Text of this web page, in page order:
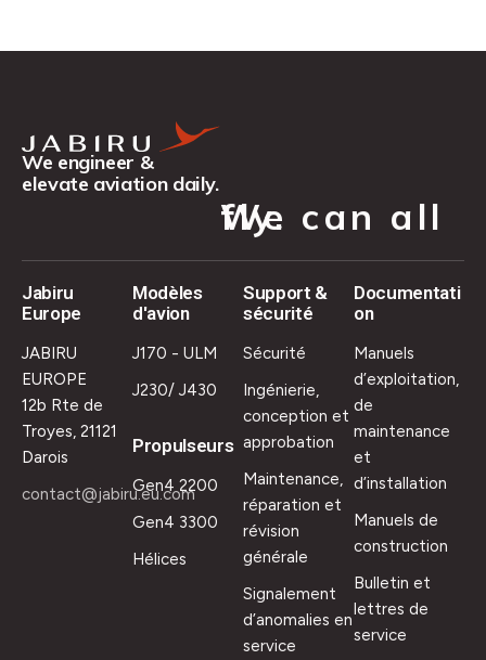
We engineer &
elevate aviation daily.
We can all fly.
Jabiru
Europe
JABIRU
EUROPE
12b Rte de
Troyes, 21121
Darois
contact@jabiru.eu.com
Modèles
d'avion
J170 - ULM
J230/ J430
Propulseurs
Gen4 2200
Gen4 3300
Hélices
Support &
sécurité
Sécurité
Ingénierie,
conception et
approbation
Maintenance,
réparation et
révision
générale
Signalement
d’anomalies en
service
Documentati
on
Manuels
d’exploitation,
de
maintenance
et
d’installation
Manuels de
construction
Bulletin et
lettres de
service